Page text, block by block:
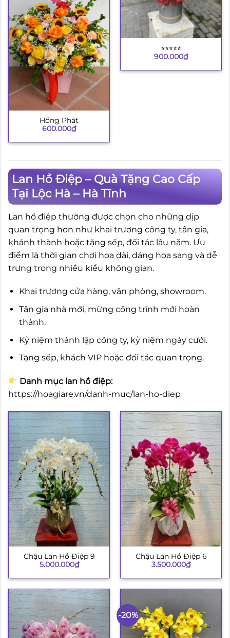
Hồng Phát
600.000₫
⭐︎⭐︎⭐︎⭐︎⭐︎
900.000₫
Lan Hồ Điệp – Quà Tặng Cao Cấp
Tại Lộc Hà – Hà Tĩnh
Lan hồ điệp thường được chọn cho những dịp
quan trọng hơn như khai trương công ty, tân gia,
khánh thành hoặc tặng sếp, đối tác lâu năm. Ưu
điểm là thời gian chơi hoa dài, dáng hoa sang và dễ
trưng trong nhiều kiểu không gian.
Khai trương cửa hàng, văn phòng, showroom.
Tân gia nhà mới, mừng công trình mới hoàn
thành.
Kỷ niệm thành lập công ty, kỷ niệm ngày cưới.
Tặng sếp, khách VIP hoặc đối tác quan trọng.
Danh mục lan hồ điệp:
https://hoagiare.vn/danh-muc/lan-ho-diep
Chậu Lan Hồ Điệp 9
5.000.000₫
Chậu Lan Hồ Điệp 6
3.500.000₫
-20%